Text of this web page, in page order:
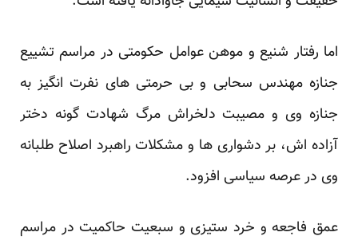
اما رفتار شنیع و موهن عوامل حکومتی در مراسم تشییع
جنازه مهندس سحابی و بی حرمتی های نفرت انگیز به
جنازه وی و مصیبت دلخراش مرگ شهادت گونه دختر
آزاده اش، بر دشواری ها و مشکلات راهبرد اصلاح طلبانه
وی در عرصه سیاسی افزود.
عمق فاجعه و خرد ستیزی و سبعیت حاکمیت در مراسم